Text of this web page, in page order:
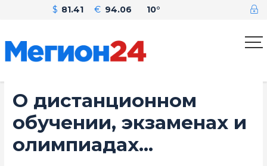
$ 81.41 € 94.06 10°
О дистанционном
обучении, экзаменах и
олимпиадах…